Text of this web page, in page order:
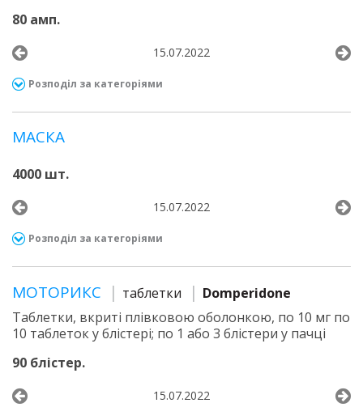
80 амп.
15.07.2022
Розподіл за категоріями
МАСКА
4000 шт.
15.07.2022
Розподіл за категоріями
МОТОРИКС таблетки
Domperidone
Таблетки, вкриті плівковою оболонкою, по 10 мг по
10 таблеток у блістері; по 1 або 3 блістери у пачці
90 блістер.
15.07.2022